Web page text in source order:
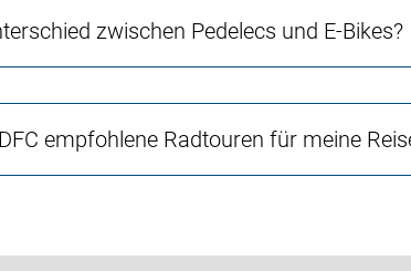
zwischen Pedelecs und E-Bikes?
empfohlene Radtouren für meine